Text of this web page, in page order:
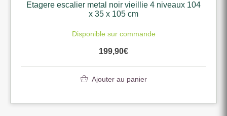
Etagere escalier metal noir vieillie 4 niveaux 104
x 35 x 105 cm
Disponible sur commande
199,90€
Ajouter au panier